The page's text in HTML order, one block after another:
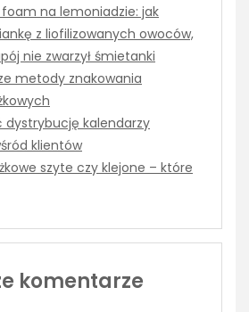
na lemoniadzie: jak
z liofilizowanych owoców,
nie zwarzył śmietanki
metody znakowania
dystrybucję kalendarzy
klientów
szyte czy klejone – które
komentarze